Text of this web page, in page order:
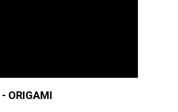
ORIGAMI